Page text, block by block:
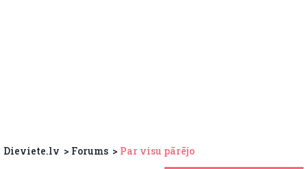
Dieviete.lv Forums Par visu pārējo